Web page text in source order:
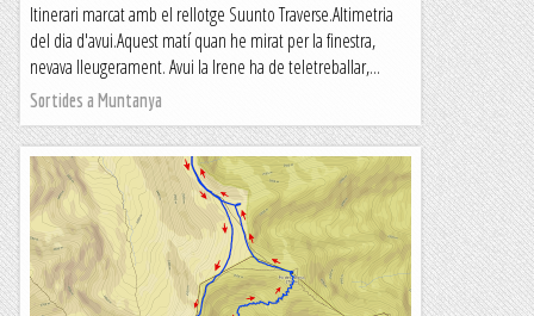
Itinerari marcat amb el rellotge Suunto Traverse.Altimetria
del dia d'avui.Aquest matí quan he mirat per la finestra,
nevava lleugerament. Avui la Irene ha de teletreballar,...
Sortides a Muntanya